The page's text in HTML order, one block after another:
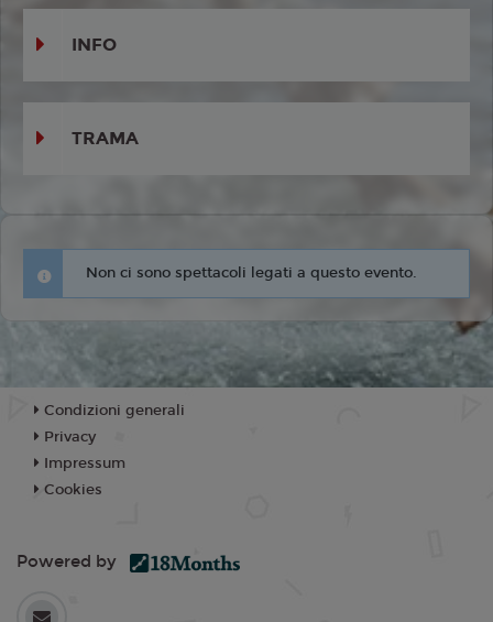
INFO
TRAMA
Non ci sono spettacoli legati a questo evento.
Condizioni generali
Privacy
Impressum
Cookies
Powered by